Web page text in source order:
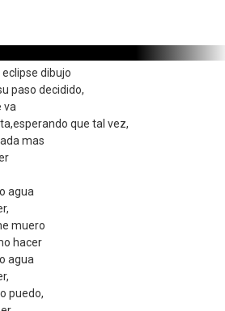
nunca sabré como hacer
te necesito como agua
Aún podía verlo
eclipse dibujo
paso decidido,
va
que tal vez,
mas
agua
muero
hacer
agua
puedo,